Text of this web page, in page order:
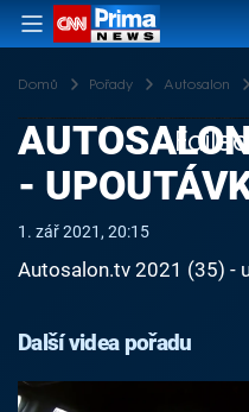
Domů Pořady Autosalon
-
1. zář 2021, 20:15
Autosalon.tv 2021 (35) -
Další videa pořadu